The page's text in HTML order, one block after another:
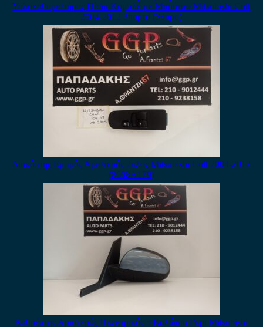
Υαλοκαθαριστήρας Πίσω Κομπλέ με Μπράτσο Mitsubishi Colt
2004-2012 3πορτο (3θυρο)
Διακόπτης Εμπρός Αριστερός 2πλος Mitsubishi Colt 2004-2012
(8608A179)
Καθρέπτης Αριστερός Ηλεκτρικός 5 Καλώδια Γκρι Mitsubishi